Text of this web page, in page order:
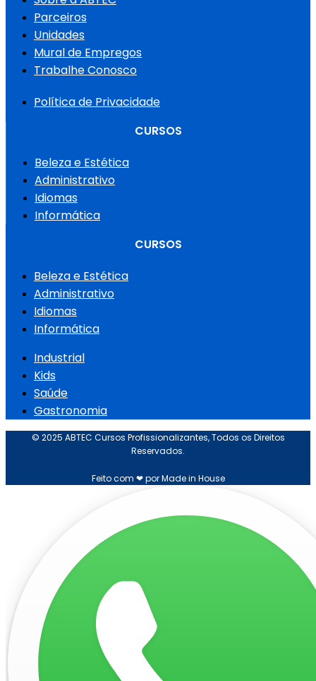
Parceiros
Unidades
Mural de Empregos
Trabalhe Conosco
Política de Privacidade
CURSOS
Beleza e Estética
Administrativo
Idiomas
Informática
CURSOS
Beleza e Estética
Administrativo
Idiomas
Informática
Industrial
Kids
Saúde
Gastronomia
© 2025 ABTEC Cursos Profissionalizantes, Todos os Direitos
Reservados.
Feito com ❤ por Made in House